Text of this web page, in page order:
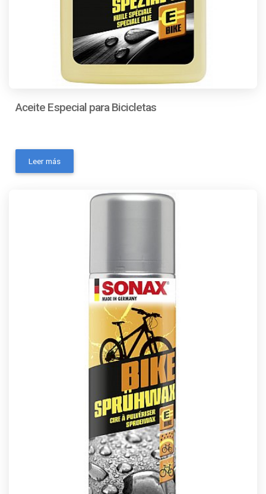
Aceite Especial para Bicicletas
especial para bicicleta- Codigo Ean: 4064700857544-
Código universal de producto: No Aplica- Condición del
50 ml- Consistencia: AceiteContactanos a traves de los
Leer más